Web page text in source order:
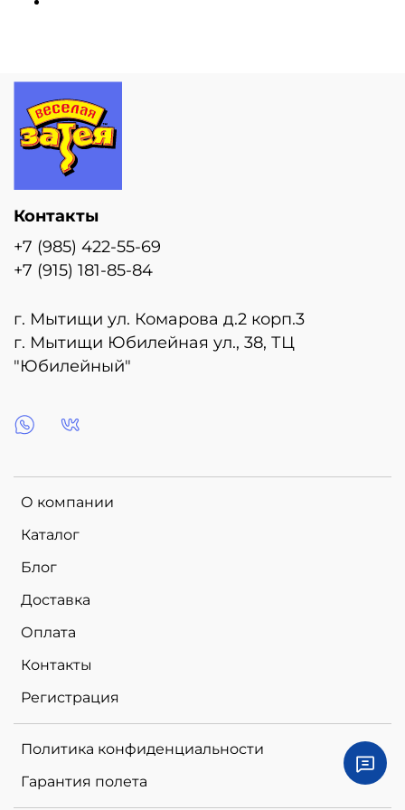
О компании
Каталог
Блог
Доставка
Оплата
Контакты
Регистрация
Политика конфиденциальности
Гарантия полета
Контакты
+7 (985) 422-55-69
+7 (915) 181-85-84
г. Мытищи ул. Комарова д.2 корп.3
г. Мытищи Юбилейная ул., 38, ТЦ
"Юбилейный"